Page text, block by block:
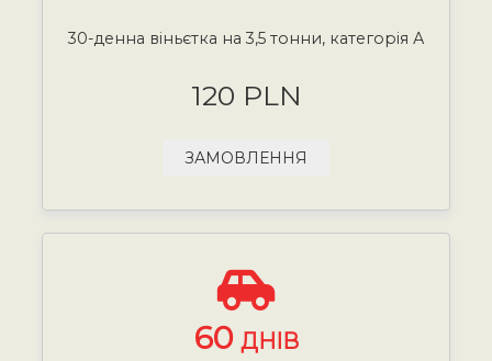
30-денна віньєтка на 3,5 тонни, категорія А
120 PLN
ЗАМОВЛЕННЯ
60 ДНІВ